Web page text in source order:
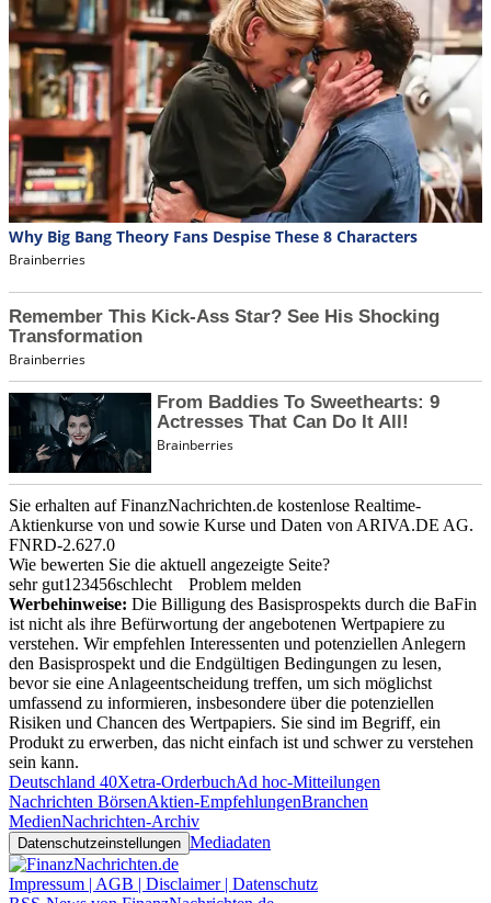
Sie erhalten auf FinanzNachrichten.de kostenlose Realtime-
Aktienkurse von und sowie Kurse und Daten von ARIVA.DE AG.
FNRD-2.627.0
Wie bewerten Sie die aktuell angezeigte Seite?
sehr gut1 23456schlecht
Problem melden
Werbehinweise: Die Billigung des Basisprospekts durch die BaFin
ist nicht als ihre Befürwortung der angebotenen Wertpapiere zu
verstehen. Wir empfehlen Interessenten und potenziellen Anlegern
den Basisprospekt und die Endgültigen Bedingungen zu lesen,
bevor sie eine Anlageentscheidung treffen, um sich möglichst
umfassend zu informieren, insbesondere über die potenziellen
Risiken und Chancen des Wertpapiers. Sie sind im Begriff, ein
Produkt zu erwerben, das nicht einfach ist und schwer zu verstehen
sein kann.
Deutschland 40Xetra-OrderbuchAd hoc-Mitteilungen
Nachrichten BörsenAktien-EmpfehlungenBranchen
MedienNachrichten-Archiv
Datenschutzeinstellungen Mediadaten
Impressum | AGB | Disclaimer | Datenschutz